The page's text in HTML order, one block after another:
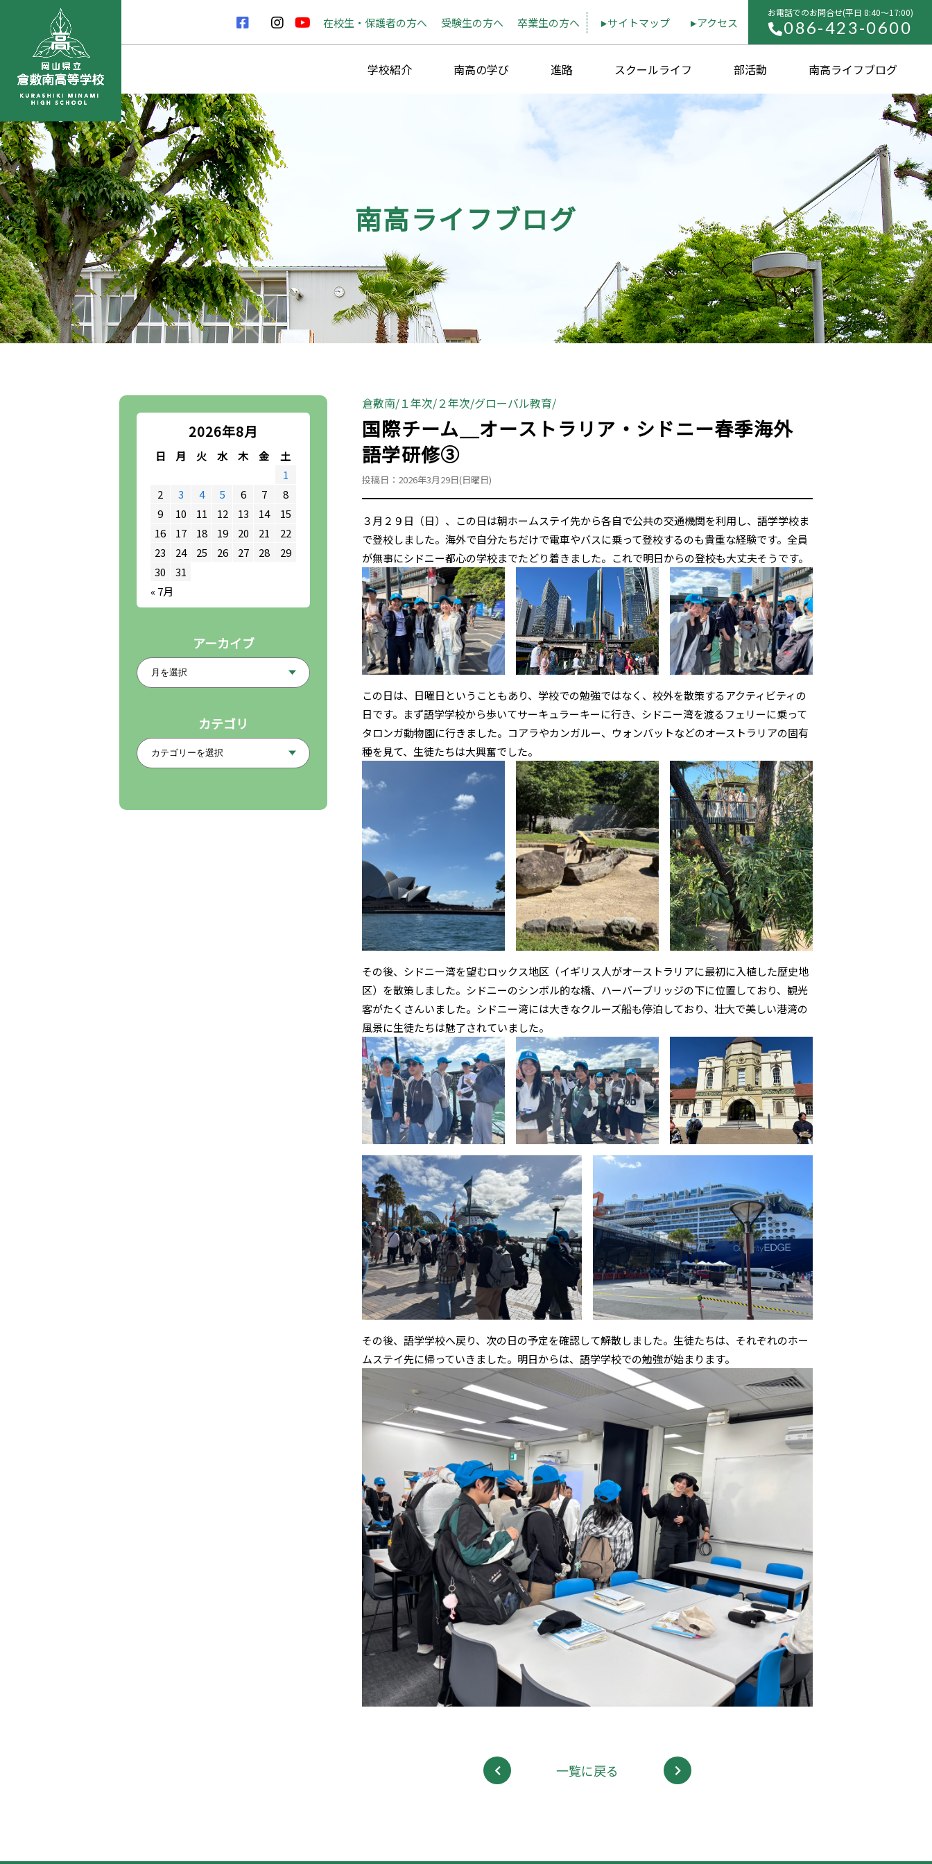
在校生・保護者の方へ 受験生の方へ 卒業生の方へ サイトマップ アクセス
お電話でのお問合せ(平⽇ 8:40〜17:00)
086-423-0600
学校紹介 南高の学び 進路 スクールライフ 部活動 南高ライフブログ
南高ライフブログ
2026年8月
日 月 火 水 木 金
土
1
2
3 4 5 6 7
8
9
10 11 12 13 14
15
16
17 18 19 20 21
22
23
24 25 26 27 28
29
30
31
« 7月
アーカイブ
カテゴリ
倉敷南 １年次 ２年次 グローバル教育
国際チーム＿オーストラリア・シドニー春季海外
語学研修③
投稿日：2026年3月29日(日曜日)
３月２９日（日）、この日は朝ホームステイ先から各自で公共の交通機関を利用し、語学学校ま
で登校しました。海外で自分たちだけで電車やバスに乗って登校するのも貴重な経験です。全員
が無事にシドニー都心の学校までたどり着きました。これで明日からの登校も大丈夫そうです。
この日は、日曜日ということもあり、学校での勉強ではなく、校外を散策するアクティビティの
日です。まず語学学校から歩いてサーキュラーキーに行き、シドニー湾を渡るフェリーに乗って
タロンガ動物園に行きました。コアラやカンガルー、ウォンバットなどのオーストラリアの固有
種を見て、生徒たちは大興奮でした。
その後、シドニー湾を望むロックス地区（イギリス人がオーストラリアに最初に入植した歴史地
区）を散策しました。シドニーのシンボル的な橋、ハーバーブリッジの下に位置しており、観光
客がたくさんいました。シドニー湾には大きなクルーズ船も停泊しており、壮大で美しい港湾の
風景に生徒たちは魅了されていました。
その後、語学学校へ戻り、次の日の予定を確認して解散しました。生徒たちは、それぞれのホー
ムステイ先に帰っていきました。明日からは、語学学校での勉強が始まります。
一覧に戻る